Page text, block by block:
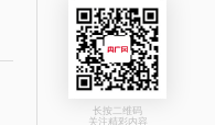
长按二维码
关注精彩内容